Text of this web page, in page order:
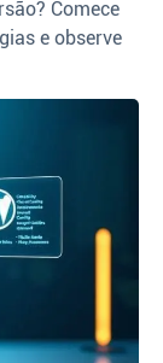
Comece
e observe